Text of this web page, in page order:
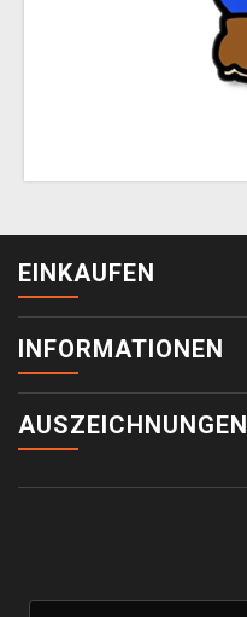
EINKAUFEN
INFORMATIONEN
AUSZEICHNUNGEN